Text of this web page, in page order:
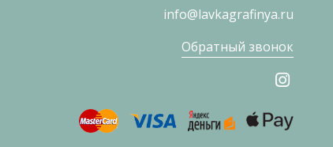
info@lavkagrafinya.ru
Обратный звонок